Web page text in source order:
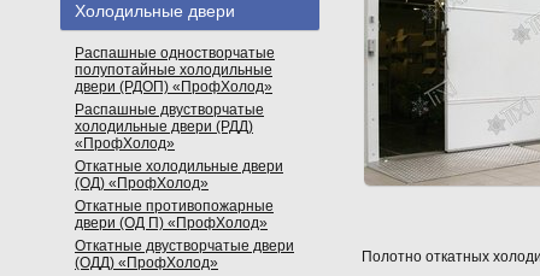
Полотно откатных
Холодильные двери
Распашные одностворчатые
полупотайные холодильные
двери (РДОП) «ПрофХолод»
Распашные двустворчатые
холодильные двери (РДД)
«ПрофХолод»
Откатные холодильные двери
(ОД) «ПрофХолод»
Откатные противопожарные
двери (ОД П) «ПрофХолод»
Откатные двустворчатые двери
(ОДД) «ПрофХолод»